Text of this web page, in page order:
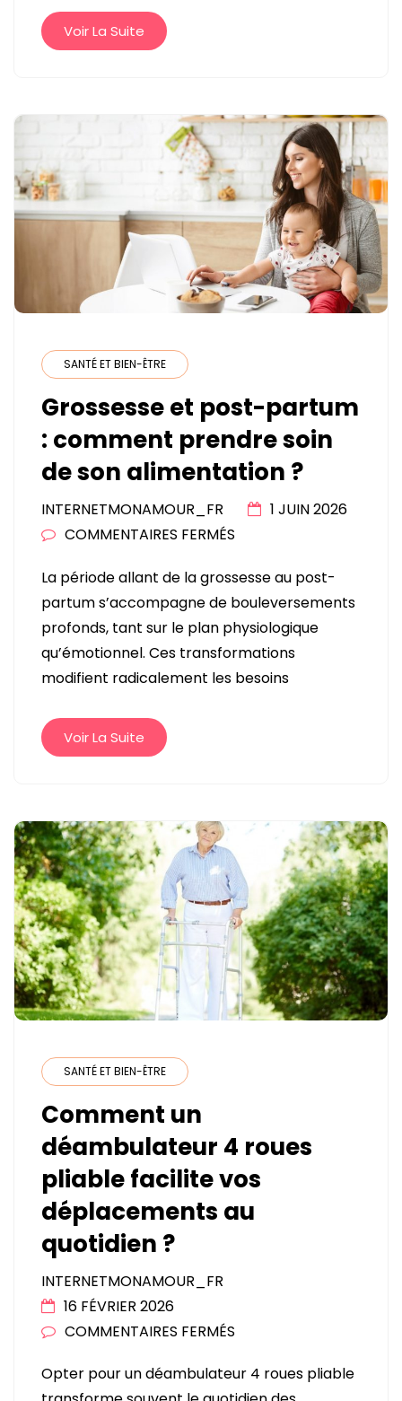
Voir La Suite
SANTÉ ET BIEN-ÊTRE
Grossesse et post-partum
: comment prendre soin
de son alimentation ?
INTERNETMONAMOUR_FR
1 JUIN 2026
COMMENTAIRES FERMÉS
ET
POST-
PARTUM
:
COMMENT
La période allant de la grossesse au post-
partum s’accompagne de bouleversements
profonds, tant sur le plan physiologique
qu’émotionnel. Ces transformations
modifient radicalement les besoins
Voir La Suite
SANTÉ ET BIEN-ÊTRE
Comment un
déambulateur 4 roues
pliable facilite vos
déplacements au
quotidien ?
INTERNETMONAMOUR_FR
16 FÉVRIER 2026
COMMENTAIRES FERMÉS
UN
Opter pour un déambulateur 4 roues pliable